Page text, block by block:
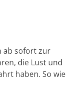
ab sofort zur
die Lust und
haben. So wie